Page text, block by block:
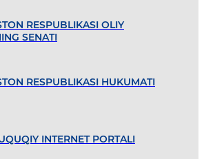
RESPUBLIKASI OLIY
SENATI
RESPUBLIKASI HUKUMATI
INTERNET PORTALI